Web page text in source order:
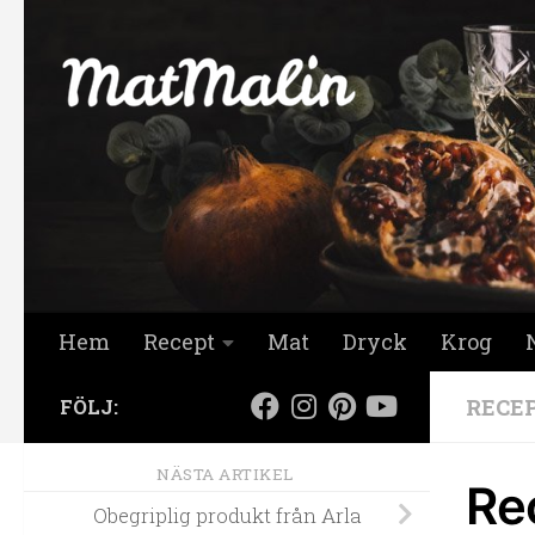
Hem Recept Mat Dryck Krog
FÖLJ:
NÄSTA ARTIKEL
Obegriplig produkt från Arla